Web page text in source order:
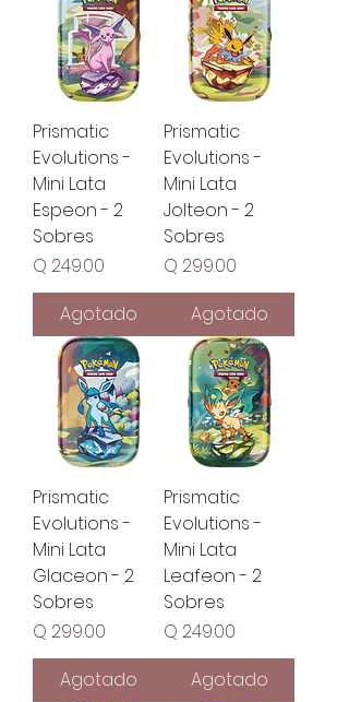
Prismatic
Evolutions -
Mini Lata
Espeon - 2
Sobres
Precio
Q 249.00
Agotado
Prismatic
Evolutions -
Mini Lata
Jolteon - 2
Sobres
Precio
Q 299.00
Agotado
Prismatic
Evolutions -
Mini Lata
Glaceon - 2
Sobres
Precio
Q 299.00
Agotado
Prismatic
Evolutions -
Mini Lata
Leafeon - 2
Sobres
Precio
Q 249.00
Agotado